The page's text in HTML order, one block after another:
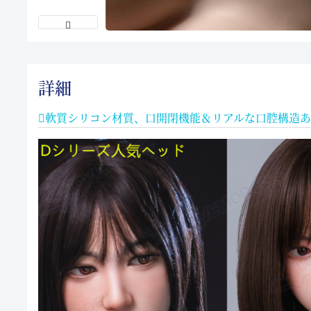
詳細
軟質シリコン材質、口開閉機能＆リアルな口腔構造